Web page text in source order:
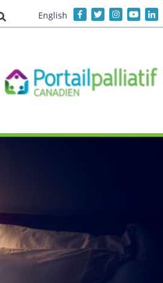
Activer/désactiver la saisie de
English